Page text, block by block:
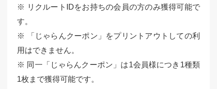
※ リクルートIDをお持ちの会員の方のみ獲得可能で
す。
※ 「じゃらんクーポン」をプリントアウトしての利
用はできません。
※ 同一「じゃらんクーポン」は1会員様につき1種類
1枚まで獲得可能です。